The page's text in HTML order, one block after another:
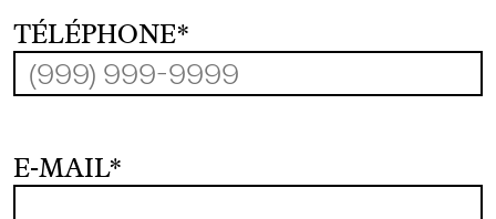
TÉLÉPHONE*
E-MAIL*